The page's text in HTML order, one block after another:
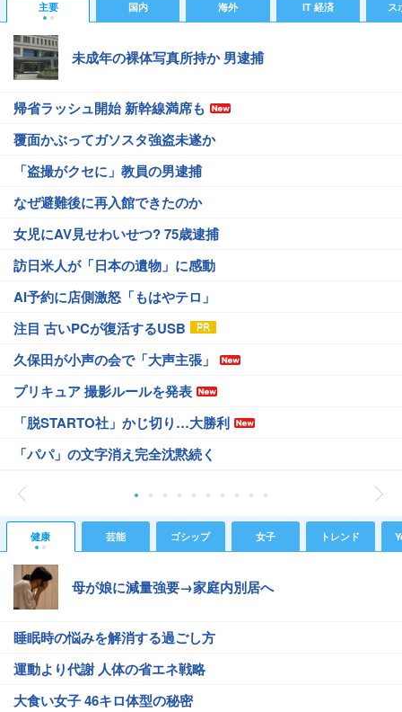
主要 国内 海外 IT 経済 ス
未成年の裸体写真所持か 男逮捕
帰省ラッシュ開始 新幹線満席も
覆面かぶってガソスタ強盗未遂か
「盗撮がクセに」教員の男逮捕
なぜ避難後に再入館できたのか
女児にAV見せわいせつ? 75歳逮捕
訪日米人が「日本の遺物」に感動
AI予約に店側激怒「もはやテロ」
注目 古いPCが復活するUSB
久保田が小声の会で「大声主張」
プリキュア 撮影ルールを発表
「脱STARTO社」かじ切り…大勝利
「パパ」の文字消え完全沈黙続く
健康 芸能 ゴシップ 女子 トレンド
母が娘に減量強要→家庭内別居へ
睡眠時の悩みを解消する過ごし方
運動より代謝 人体の省エネ戦略
大食い女子 46キロ体型の秘密